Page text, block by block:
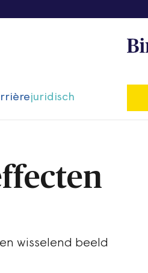
juridisch
wisselend beeld